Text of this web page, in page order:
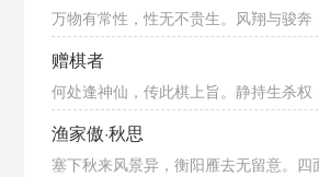
万物有常性，性无不贵生。风翔与骏
赠棋者
何处逢神仙，传此棋上旨。静持生杀
渔家傲·秋思
塞下秋来风景异，衡阳雁去无留意。